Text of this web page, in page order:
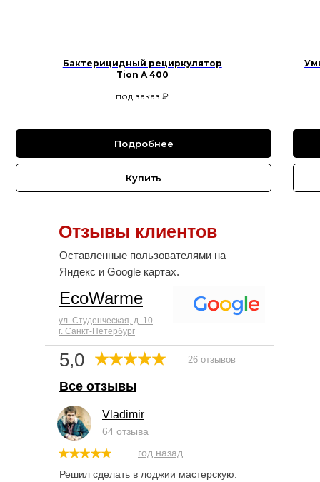
Бактерицидный рециркулятор
Tion A 400
под заказ ₽
Подробнее
Купить
Отзывы клиентов
Оставленные пользователями на
Яндекс и Google картах.
5,0
ул. Студенческая, д. 10
г. Санкт-Петербург
EcoWarme
26 отзывов
Все отзывы
Vladimir
64 отзыва
год назад
Решил сделать в лоджии мастерскую.